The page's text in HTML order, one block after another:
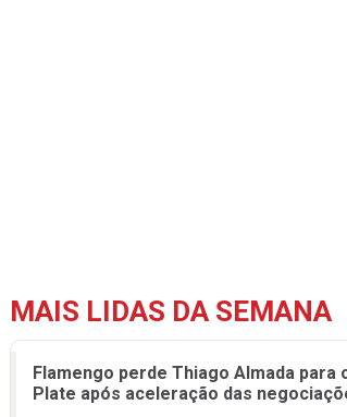
MAIS LIDAS DA SEMANA
Flamengo perde Thiago Almada para
Plate após aceleração das